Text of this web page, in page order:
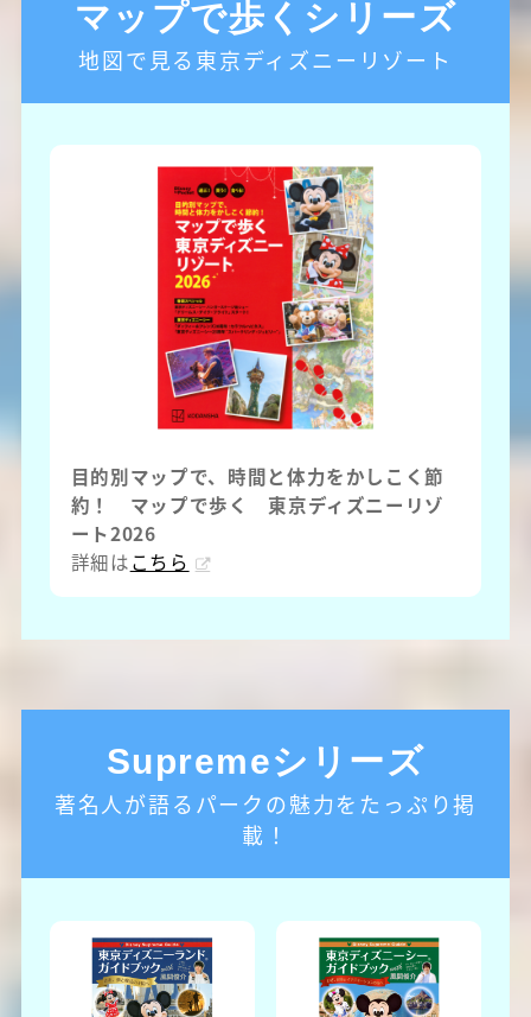
マップで歩くシリーズ
地図で見る東京ディズニーリゾート
目的別マップで、時間と体力をかしこく節
約！ マップで歩く 東京ディズニーリゾ
ート2026
詳細はこちら
Supremeシリーズ
著名人が語るパークの魅力をたっぷり掲
載！